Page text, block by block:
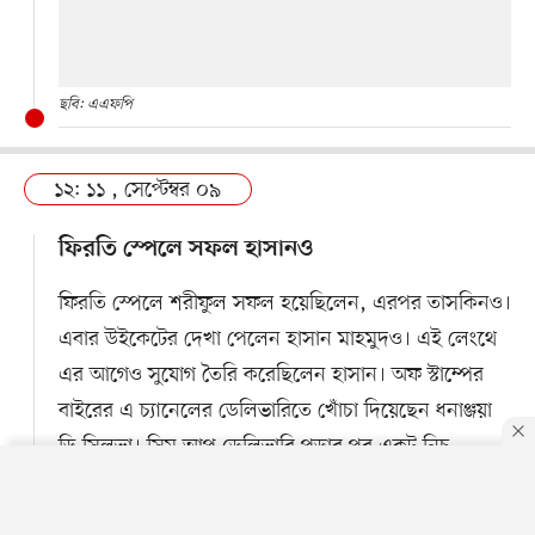
ছবি: এএফপি
১২: ১১ , সেপ্টেম্বর ০৯
ফিরতি স্পেলে সফল হাসানও
ফিরতি স্পেলে শরীফুল সফল হয়েছিলেন, এরপর তাসকিনও।
এবার উইকেটের দেখা পেলেন হাসান মাহমুদও। এই লেংথে
এর আগেও সুযোগ তৈরি করেছিলেন হাসান। অফ স্টাম্পের
বাইরের এ চ্যানেলের ডেলিভারিতে খোঁচা দিয়েছেন ধনাঞ্জয়া
ডি সিলভা। সিম আপ ডেলিভারি পড়ার পর একটু নিচু